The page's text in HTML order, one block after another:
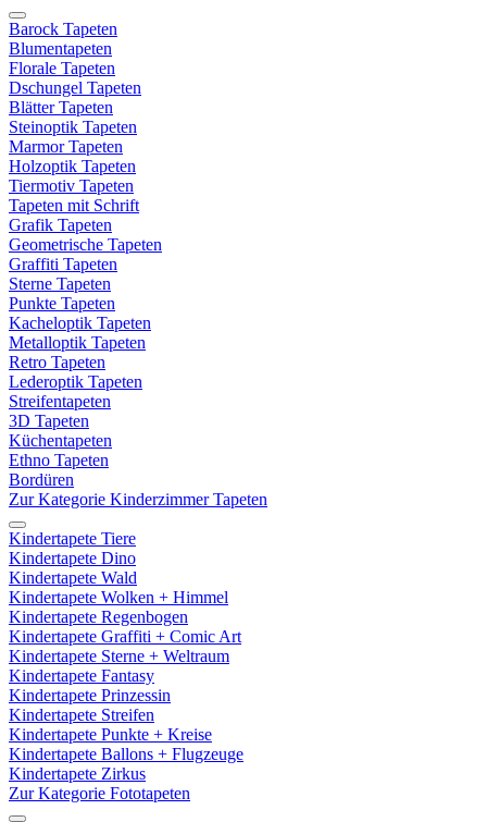
Barock Tapeten
Blumentapeten
Florale Tapeten
Dschungel Tapeten
Blätter Tapeten
Steinoptik Tapeten
Marmor Tapeten
Holzoptik Tapeten
Tiermotiv Tapeten
Tapeten mit Schrift
Grafik Tapeten
Geometrische Tapeten
Graffiti Tapeten
Sterne Tapeten
Punkte Tapeten
Kacheloptik Tapeten
Metalloptik Tapeten
Retro Tapeten
Lederoptik Tapeten
Streifentapeten
3D Tapeten
Küchentapeten
Ethno Tapeten
Bordüren
Zur Kategorie Kinderzimmer Tapeten
Kindertapete Tiere
Kindertapete Dino
Kindertapete Wald
Kindertapete Wolken + Himmel
Kindertapete Regenbogen
Kindertapete Graffiti + Comic Art
Kindertapete Sterne + Weltraum
Kindertapete Fantasy
Kindertapete Prinzessin
Kindertapete Streifen
Kindertapete Punkte + Kreise
Kindertapete Ballons + Flugzeuge
Kindertapete Zirkus
Zur Kategorie Fototapeten